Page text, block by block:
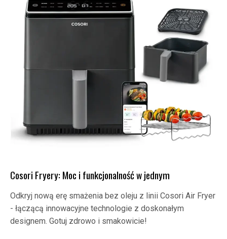
Cosori Fryery: Moc i funkcjonalność w jednym
Odkryj nową erę smażenia bez oleju z linii Cosori Air Fryer
- łączącą innowacyjne technologie z doskonałym
designem. Gotuj zdrowo i smakowicie!